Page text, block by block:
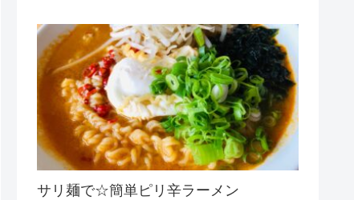
サリ麺で☆簡単ピリ辛ラーメン